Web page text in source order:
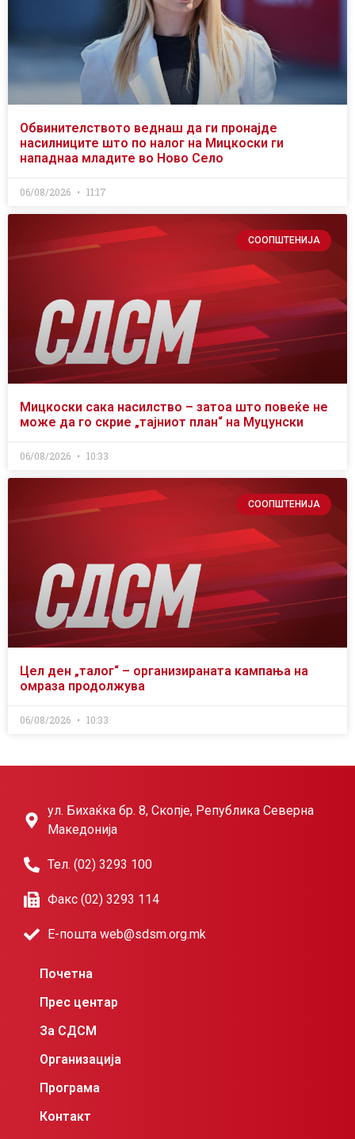
Обвинителството веднаш да ги пронајде
насилниците што по налог на Мицкоски ги
нападнаа младите во Ново Село
06/08/2026 11:17
СООПШТЕНИЈА
Мицкоски сака насилство – затоа што повеќе не
може да го скрие „тајниот план“ на Муцунски
06/08/2026 10:33
СООПШТЕНИЈА
Цел ден „талог“ – организираната кампања на
омраза продолжува
06/08/2026 10:33
ул. Бихаќка бр. 8, Скопје, Република Северна
Македонија
Тел. (02) 3293 100
Факс (02) 3293 114
Е-пошта web@sdsm.org.mk
Почетна
Прес центар
За СДСМ
Организација
Програма
Контакт